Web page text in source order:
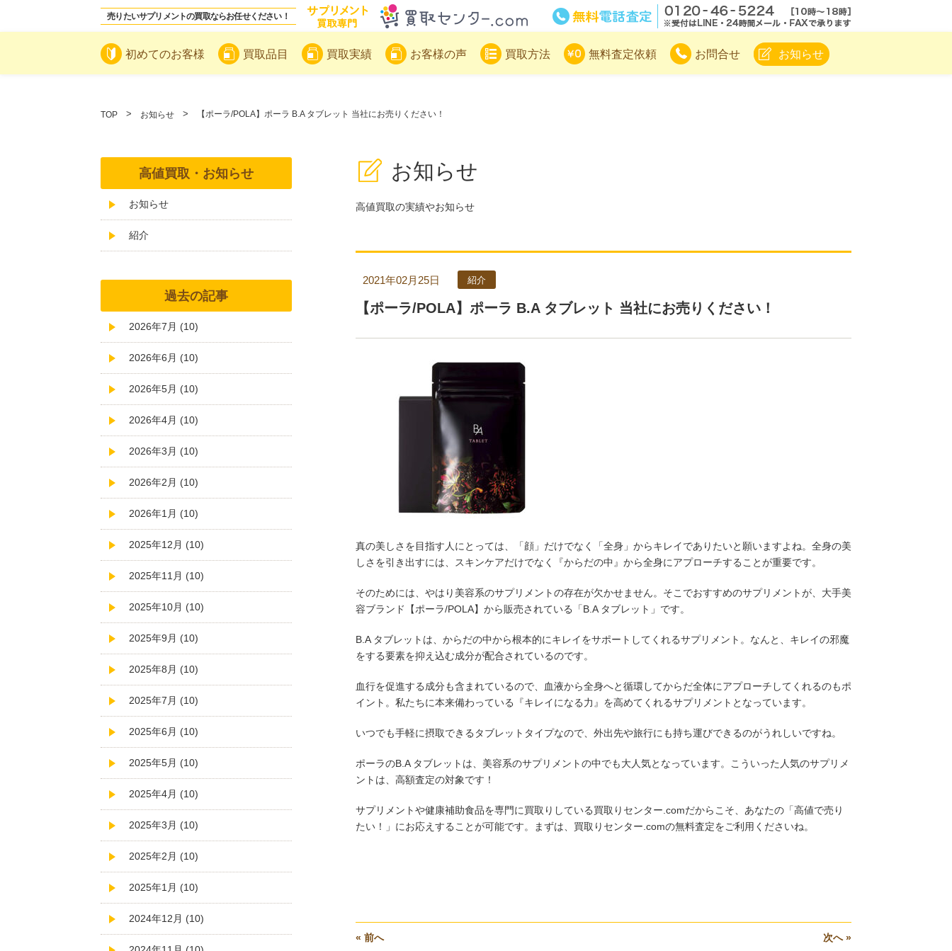
売りたいサプリメントの買取ならお任せください！
初めてのお客様 買取品目 買取実績 お客様の声 買取方法 無料査定依頼 お問合せ お知らせ
TOP お知らせ 【ポーラ/POLA】ポーラ B.A タブレット 当社にお売りください！
お知らせ
高値買取の実績やお知らせ
【ポーラ/POLA】ポーラ B.A タブレット 当社にお売りください！
2021年02月25日 紹介
真の美しさを目指す人にとっては、「顔」だけでなく「全身」からキレイでありたいと願いますよね。全身の美
しさを引き出すには、スキンケアだけでなく『からだの中』から全身にアプローチすることが重要です。
そのためには、やはり美容系のサプリメントの存在が欠かせません。そこでおすすめのサプリメントが、大手美
容ブランド【ポーラ/POLA】から販売されている「B.A タブレット」です。
B.A タブレットは、からだの中から根本的にキレイをサポートしてくれるサプリメント。なんと、キレイの邪魔
をする要素を抑え込む成分が配合されているのです。
血行を促進する成分も含まれているので、血液から全身へと循環してからだ全体にアプローチしてくれるのもポ
イント。私たちに本来備わっている『キレイになる力』を高めてくれるサプリメントとなっています。
いつでも手軽に摂取できるタブレットタイプなので、外出先や旅行にも持ち運びできるのがうれしいですね。
ポーラのB.A タブレットは、美容系のサプリメントの中でも大人気となっています。こういった人気のサプリメ
ントは、高額査定の対象です！
サプリメントや健康補助食品を専門に買取りしている買取りセンター.comだからこそ、あなたの「高値で売り
たい！」にお応えすることが可能です。まずは、買取りセンター.comの無料査定をご利用くださいね。
« 前へ 次へ »
高値買取・お知らせ
お知らせ
紹介
過去の記事
2026年7月 (10)
2026年6月 (10)
2026年5月 (10)
2026年4月 (10)
2026年3月 (10)
2026年2月 (10)
2026年1月 (10)
2025年12月 (10)
2025年11月 (10)
2025年10月 (10)
2025年9月 (10)
2025年8月 (10)
2025年7月 (10)
2025年6月 (10)
2025年5月 (10)
2025年4月 (10)
2025年3月 (10)
2025年2月 (10)
2025年1月 (10)
2024年12月 (10)